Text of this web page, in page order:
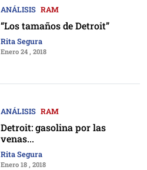
ANÁLISIS RAM
“Los tamaños de Detroit”
Rita Segura
Enero 24 , 2018
ANÁLISIS RAM
Detroit: gasolina por las
venas...
Rita Segura
Enero 18 , 2018